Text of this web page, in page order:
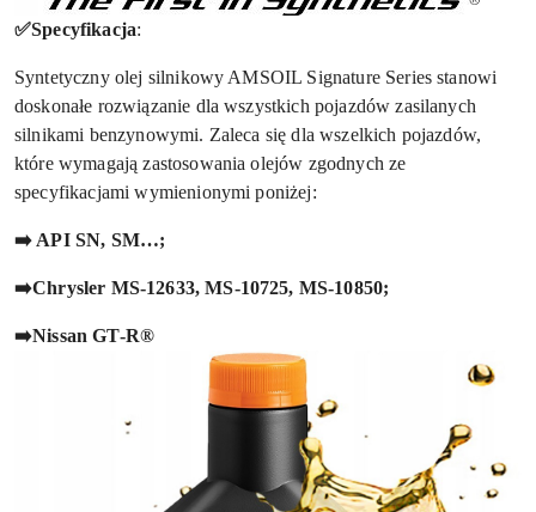
✅Specyfikacja:
Syntetyczny olej silnikowy AMSOIL Signature Series stanowi
doskonałe rozwiązanie dla wszystkich pojazdów zasilanych
silnikami benzynowymi. Zaleca się dla wszelkich pojazdów,
które wymagają zastosowania olejów zgodnych ze
specyfikacjami wymienionymi poniżej:
➡️ API SN, SM…;
➡️Chrysler MS-12633, MS-10725, MS-10850;
➡️Nissan GT-R®